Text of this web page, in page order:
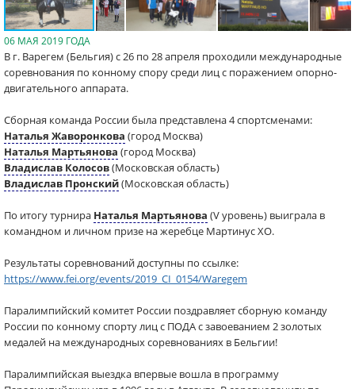
06 МАЯ 2019 ГОДА
В г. Варегем (Бельгия) с 26 по 28 апреля проходили международные
соревнования по конному спору среди лиц с поражением опорно-
двигательного аппарата.
Сборная команда России была представлена 4 спортсменами:
Наталья Жаворонкова (город Москва)
Наталья Мартьянова (город Москва)
Владислав Колосов(Московская область)
Владислав Пронский(Московская область)
По итогу турнира Наталья Мартьянова (V уровень) выиграла в
командном и личном призе на жеребце Мартинус ХО.
Результаты соревнований доступны по ссылке:
https://www.fei.org/events/2019_CI_0154/Waregem
Паралимпийский комитет России поздравляет сборную команду
России по конному спорту лиц с ПОДА с завоеванием 2 золотых
медалей на международных соревнованиях в Бельгии!
Паралимпийская выездка впервые вошла в программу